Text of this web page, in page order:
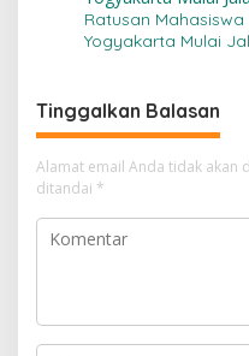
Ratusan
Yogyakarta Mulai
Tinggalkan Balasan
Alamat email Anda tidak akan
ditandai *